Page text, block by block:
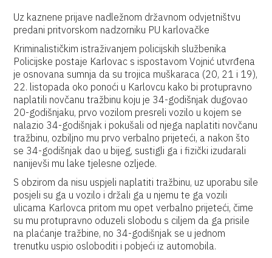
Uz kaznene prijave nadležnom državnom odvjetništvu
predani pritvorskom nadzorniku PU karlovačke
Kriminalističkim istraživanjem policijskih službenika
Policijske postaje Karlovac s ispostavom Vojnić utvrđena
je osnovana sumnja da su trojica muškaraca (20, 21 i 19),
22. listopada oko ponoći u Karlovcu kako bi protupravno
naplatili novčanu tražbinu koju je 34-godišnjak dugovao
20-godišnjaku, prvo vozilom presreli vozilo u kojem se
nalazio 34-godišnjak i pokušali od njega naplatiti novčanu
tražbinu, ozbiljno mu prvo verbalno prijeteći, a nakon što
se 34-godišnjak dao u bijeg, sustigli ga i fizički izudarali
nanijevši mu lake tjelesne ozljede.
S obzirom da nisu uspjeli naplatiti tražbinu, uz uporabu sile
posjeli su ga u vozilo i držali ga u njemu te ga vozili
ulicama Karlovca pritom mu opet verbalno prijeteći, čime
su mu protupravno oduzeli slobodu s ciljem da ga prisile
na plaćanje tražbine, no 34-godišnjak se u jednom
trenutku uspio osloboditi i pobjeći iz automobila.